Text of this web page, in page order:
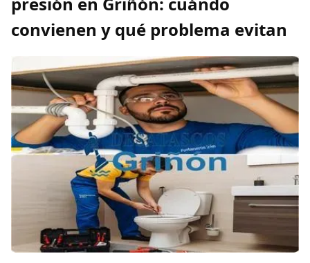
convienen y qué problema evitan